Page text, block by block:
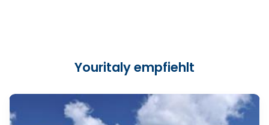
Youritaly empfiehlt